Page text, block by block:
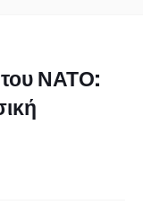
του ΝΑΤΟ: